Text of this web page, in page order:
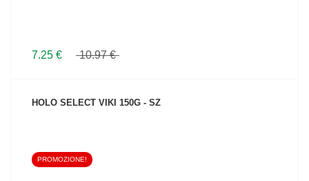
7.25 € 10.97 €
HOLO SELECT VIKI 150G - SZ
PROMOZIONE!